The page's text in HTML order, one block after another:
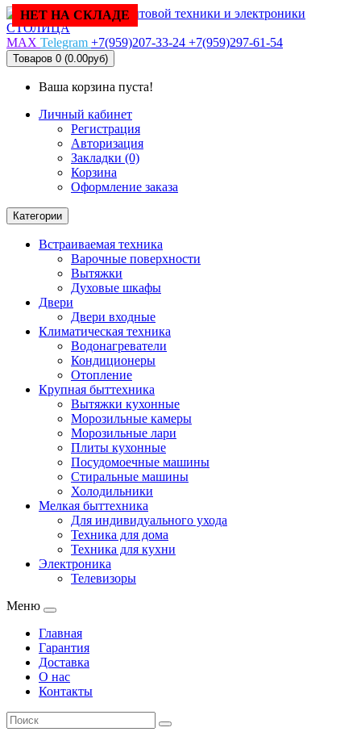
MAX Telegram +7(959)207-33-24 +7(959)297-61-54
Товаров 0 (0.00руб)
Ваша корзина пуста!
Личный кабинет
Регистрация
Авторизация
Закладки (0)
Корзина
Оформление заказа
Категории
Встраиваемая техника
Варочные поверхности
Вытяжки
Духовые шкафы
Двери
Двери входные
Климатическая техника
Водонагреватели
Кондиционеры
Отопление
Крупная быттехника
Вытяжки кухонные
Морозильные камеры
Морозильные лари
Плиты кухонные
Посудомоечные машины
Стиральные машины
Холодильники
Мелкая быттехника
Для индивидуального ухода
Техника для дома
Техника для кухни
Электроника
Телевизоры
Меню
Главная
Гарантия
Доставка
О нас
Контакты
НЕТ НА СКЛАДЕ